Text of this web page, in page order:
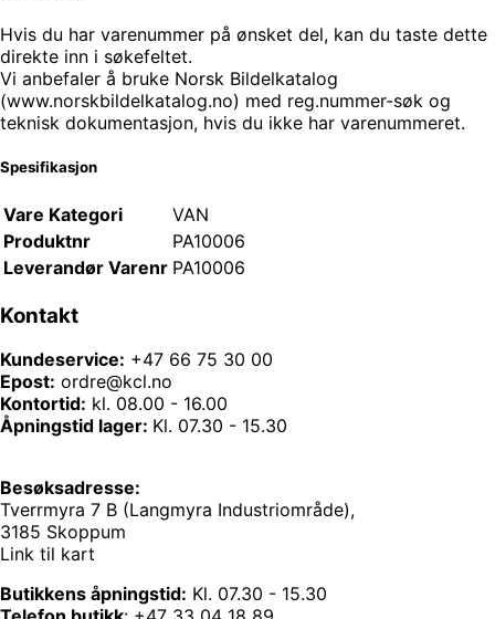
Hvis du har varenummer på ønsket del, kan du taste dette
direkte inn i søkefeltet.
Vi anbefaler å bruke Norsk Bildelkatalog
(www.norskbildelkatalog.no) med reg.nummer-søk og
teknisk dokumentasjon, hvis du ikke har varenummeret.
Spesifikasjon
Vare Kategori
VAN
Produktnr
PA10006
Leverandør Varenr PA10006
Kontakt
Kundeservice: +47 66 75 30 00
Epost: ordre@kcl.no
Kontortid: kl. 08.00 - 16.00
Åpningstid lager: Kl. 07.30 - 15.30
Besøksadresse:
Tverrmyra 7 B (Langmyra Industriområde),
3185 Skoppum
Link til kart
Butikkens åpningstid: Kl. 07.30 - 15.30